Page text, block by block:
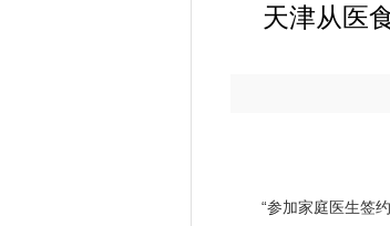
天津从医
“参加家庭医生签约